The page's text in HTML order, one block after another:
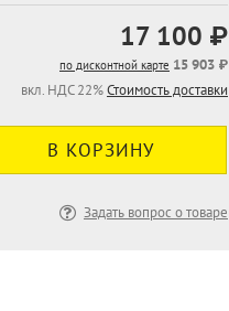
17 100 ₽
по дисконтной карте 15 903 ₽
вкл. НДС 22%Стоимость доставки
Задать вопрос о товаре